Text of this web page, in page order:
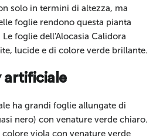
solo in termini di altezza, ma
foglie rendono questa pianta
foglie dell'Alocasia Calidora
lucide e di colore verde brillante.
artificiale
ha grandi foglie allungate di
nero) con venature verde chiaro.
viola con venature verde